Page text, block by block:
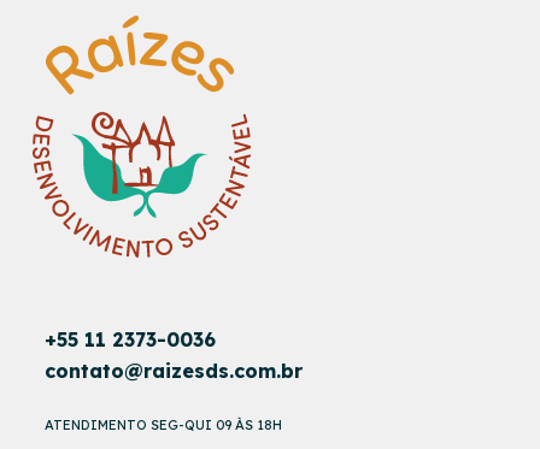
+55 11 2373-0036
contato@raizesds.com.br
ATENDIMENTO SEG-QUI 09 ÀS 18H